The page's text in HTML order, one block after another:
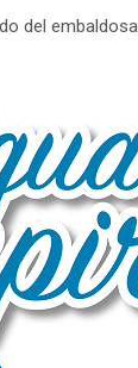
del